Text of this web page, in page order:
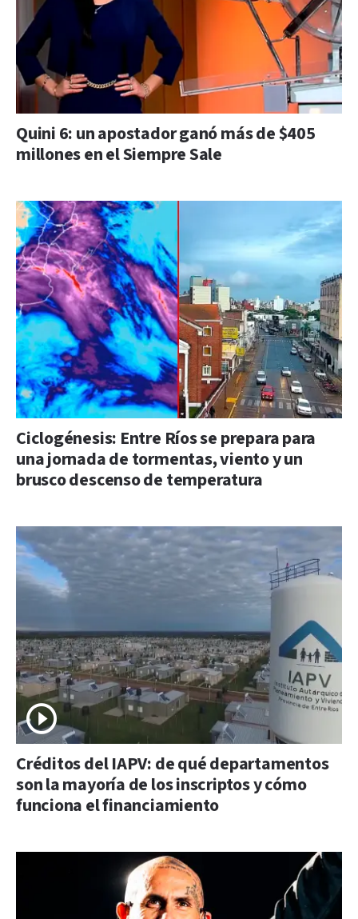
Quini 6: un apostador ganó más de $405
millones en el Siempre Sale
Ciclogénesis: Entre Ríos se prepara para
una jornada de tormentas, viento y un
brusco descenso de temperatura
Créditos del IAPV: de qué departamentos
son la mayoría de los inscriptos y cómo
funciona el financiamiento